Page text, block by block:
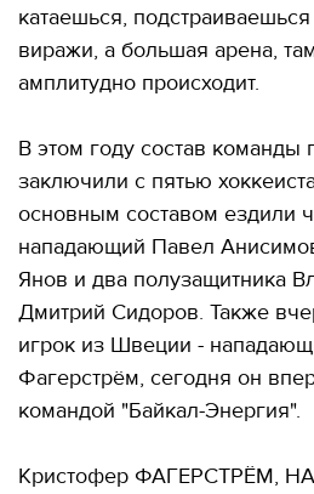
катаешься,
виражи, а большая арена,
амплитудно происходит.
В этом году состав команды
заключили с пятью
основным составом ездили
нападающий Павел
Янов и два полузащитника
Дмитрий Сидоров. Также
игрок из Швеции -
Фагерстрём, сегодня он
командой "Байкал-Энергия".
Кристофер ФАГЕРСТРЁМ,